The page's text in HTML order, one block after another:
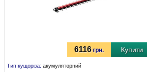
6116грн. Купити
Тип кущоріза: акумуляторний